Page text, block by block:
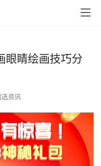
眼睛绘画技巧分
选资讯